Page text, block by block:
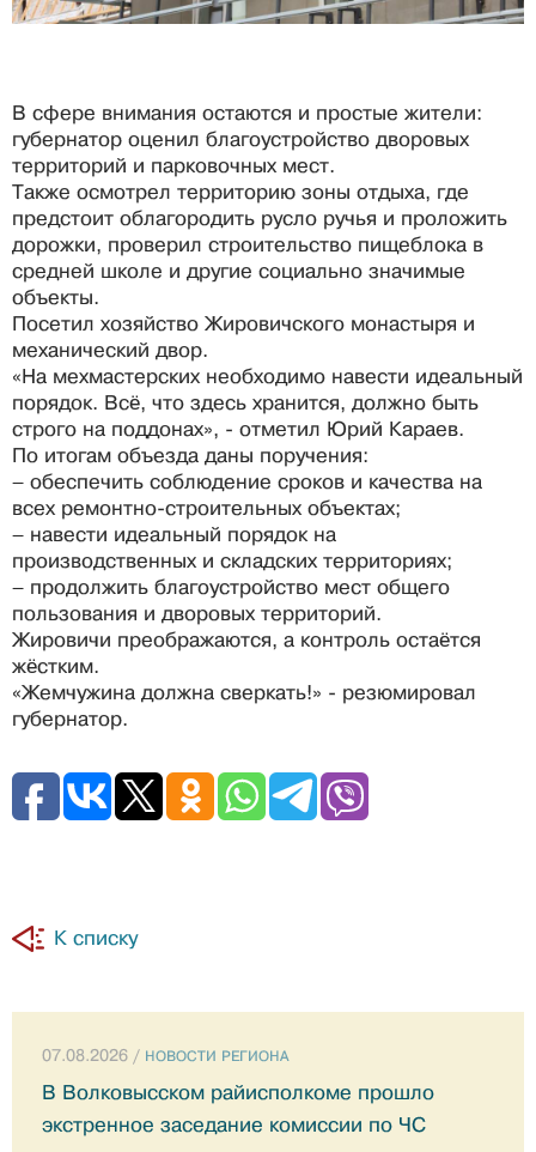
В сфере внимания остаются и простые жители:
губернатор оценил благоустройство дворовых
территорий и парковочных мест.
Также осмотрел территорию зоны отдыха, где
предстоит облагородить русло ручья и проложить
дорожки, проверил строительство пищеблока в
средней школе и другие социально значимые
объекты.
Посетил хозяйство Жировичского монастыря и
механический двор.
«На мехмастерских необходимо навести идеальный
порядок. Всё, что здесь хранится, должно быть
строго на поддонах», - отметил Юрий Караев.
По итогам объезда даны поручения:
– обеспечить соблюдение сроков и качества на
всех ремонтно-строительных объектах;
– навести идеальный порядок на
производственных и складских территориях;
– продолжить благоустройство мест общего
пользования и дворовых территорий.
Жировичи преображаются, а контроль остаётся
жёстким.
«Жемчужина должна сверкать!» - резюмировал
губернатор.
К списку
07.08.2026 / НОВОСТИ РЕГИОНА
В Волковысском райисполкоме прошло
экстренное заседание комиссии по ЧС